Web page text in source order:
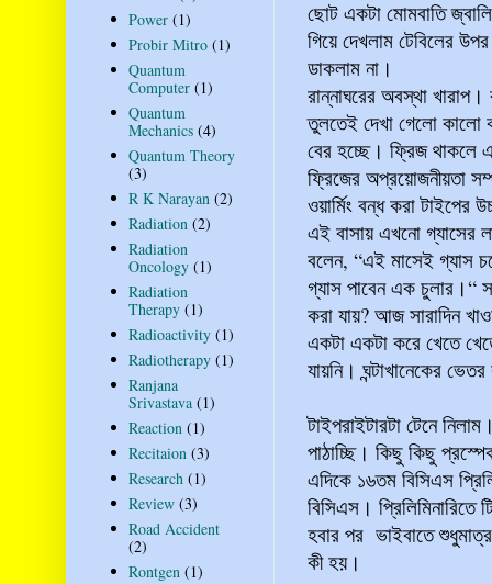
ছোট একটা মোমবাতি
গিয়ে দেখলাম টেবিলের
ডাকলাম না।
রান্নাঘরের অবস্থা
তুলতেই দেখা গেলো কালো
বের হচ্ছে। ফ্রিজ থাকলে
ফ্রিজের অপ্রয়োজনীয়তা
ওয়ার্মিং বন্ধ করা
এই বাসায় এখনো গ্যাসের
বলেন, “এই মাসেই গ্যাস
গ্যাস পাবেন এক চুলার।“
করা যায়? আজ সারাদিন
একটা একটা করে খেতে
যায়নি। ঘন্টাখানেকের
টাইপরাইটারটা টেনে
পাঠাচ্ছি। কিছু কিছু
এদিকে ১৬তম বিসিএস
বিসিএস।
হবার পর ভাইবাতে
কী হয়।
Power (1)
Probir Mitro (1)
Quantum
Computer (1)
Quantum
Mechanics (4)
Quantum Theory
(3)
R K Narayan (2)
Radiation (2)
Radiation
Oncology (1)
Radiation
Therapy (1)
Radioactivity (1)
Radiotherapy (1)
Ranjana
Srivastava (1)
Reaction (1)
Recitaion (3)
Research (1)
Review (3)
Road Accident
(2)
Rontgen (1)